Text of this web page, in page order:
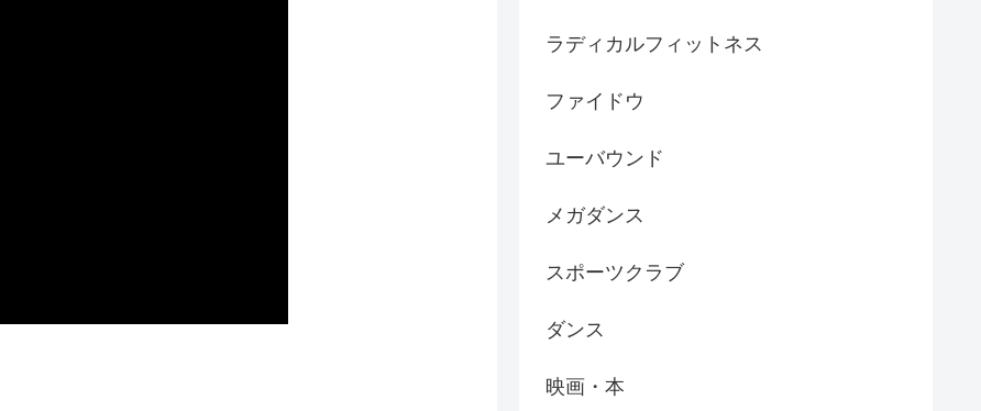
ラディカルフィットネス
ファイドウ
ユーバウンド
メガダンス
スポーツクラブ
ダンス
映画・本